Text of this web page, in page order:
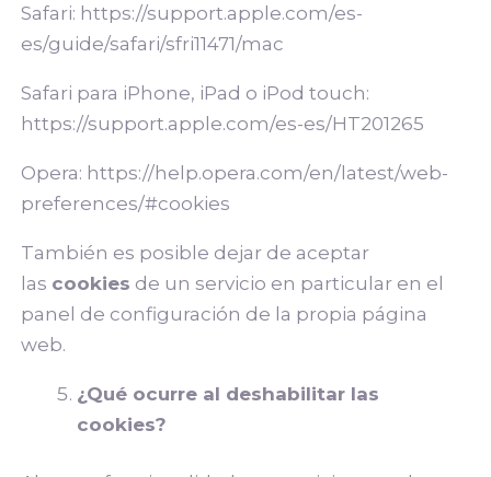
Safari: https://support.apple.com/es-
es/guide/safari/sfri11471/mac
Safari para iPhone, iPad o iPod touch:
https://support.apple.com/es-es/HT201265
Opera: https://help.opera.com/en/latest/web-
preferences/#cookies
También es posible dejar de aceptar
las cookies de un servicio en particular en el
panel de configuración de la propia página
web.
¿Qué ocurre al deshabilitar las
cookies?